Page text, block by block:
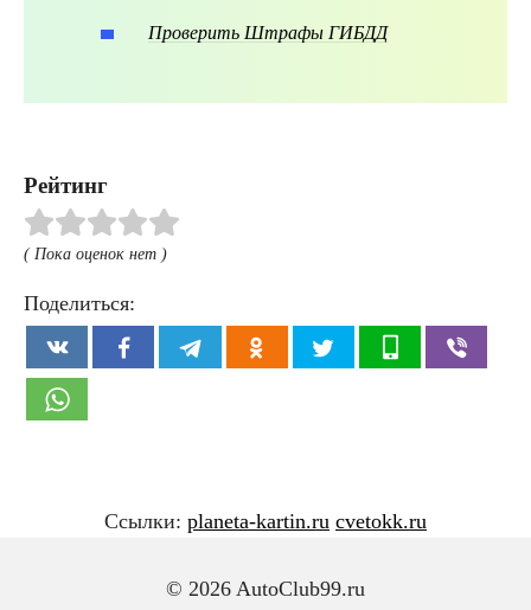
Проверить Штрафы ГИБДД
Рейтинг
( Пока оценок нет )
Поделиться:
© 2026 AutoClub99.ru
Ссылки: planeta-kartin.ru cvetokk.ru